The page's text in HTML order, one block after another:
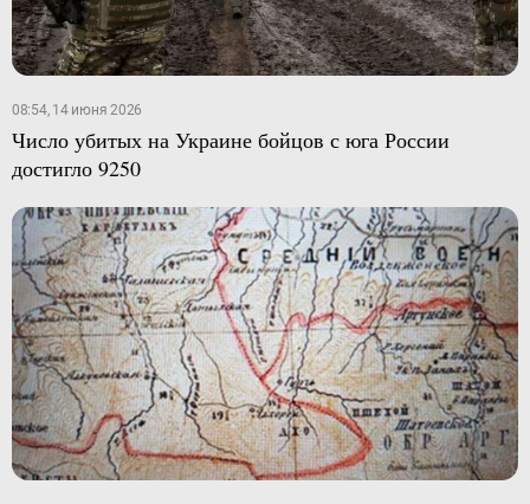
08:54, 14 июня 2026
Число убитых на Украине бойцов с юга России
достигло 9250